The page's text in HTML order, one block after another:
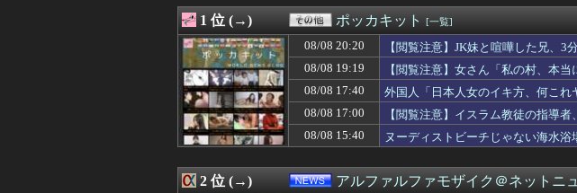
08/08 21:04
【速報】tuki.(17)ちゃん、家族で初ハワイの写真
08/08 21:03
【広島】廿日市の中学野球部員死亡事故 書類送
08/08 21:01
【速報】『睡眠時間』より『睡眠の規則性』のほ
08/08 21:01
【ウマ娘】ドリジャやステゴにパパって呼ばれた
08/08 21:01
【ウマ娘】8月LoH開始まであと6日…なんか怖い
08/08 21:00
吉川愛、縛られニットおっぱいの膨らみムギュム
08/08 21:00
【疑問】葬式←まぁわかる 四十九日←いらねぇ
08/08 21:00
男主人公ってどうですか
08/08 21:00
X、収益化が9/7に終わるwwwwwwwwwwwww
08/08 21:00
【悲報】ちいかわ作者さん、「総額30億超」の大
08/08 21:00
魔王「この石像がお父様に封印された男なのね」
1 位 (→) ポッカキット [一覧]
08/08 20:20
【閲覧注意】JK妹と喧嘩した兄、3
08/08 19:19
【閲覧注意】女さん「私の村、本
08/08 17:40
外国人「日本人女のイキ方、何こ
08/08 17:00
【閲覧注意】イスラム教徒の指導
08/08 15:40
ヌーディストビーチじゃない海水
2 位 (→) アルファルファモザイク＠ネットニ